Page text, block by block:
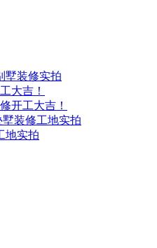
墅装修实拍
大吉！
开工大吉！
装修工地实拍
地实拍